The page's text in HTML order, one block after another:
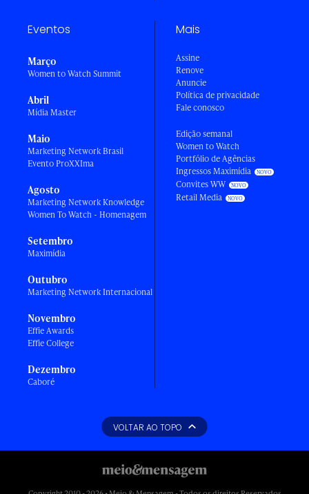
Eventos
Março
Women to Watch Summit
Abril
Mídia Master
Maio
Marketing Network Brasil
Evento ProXXIma
Agosto
Marketing Network Knowledge
Women To Watch - Homenagem
Setembro
Maximídia
Outubro
Marketing Network Internacional
Novembro
Effie Awards
Effie College
Dezembro
Caboré
Mais
Assine
Renove
Anuncie
Política de privacidade
Fale conosco
Edição semanal
Women to Watch
Portfólio de Agências
Ingressos Maximídia
Convites WW
Retail Media
VOLTAR AO TOPO